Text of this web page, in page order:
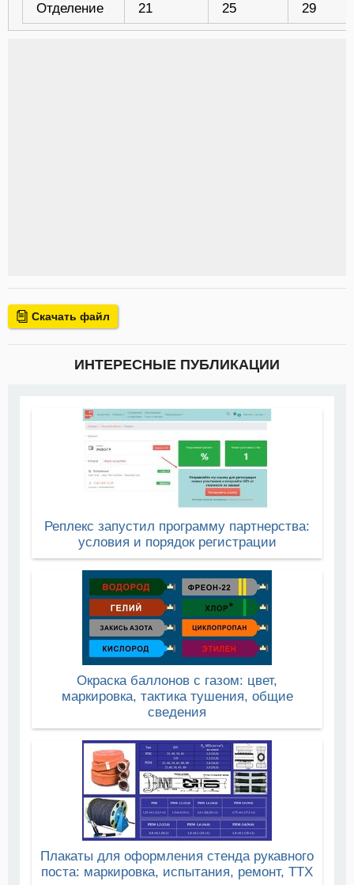
Отделение
21 25 29
Скачать файл
ИНТЕРЕСНЫЕ ПУБЛИКАЦИИ
Реплекс запустил программу партнерства:
условия и порядок регистрации
Окраска баллонов с газом: цвет,
маркировка, тактика тушения, общие
сведения
Плакаты для оформления стенда рукавного
поста: маркировка, испытания, ремонт, ТТХ